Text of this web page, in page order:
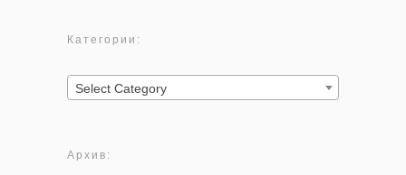
Категории:
Категории:
Select Category
Архив: